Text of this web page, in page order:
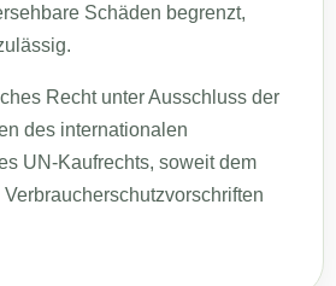
Schäden begrenzt,
Recht unter Ausschluss der
des internationalen
UN-Kaufrechts, soweit dem